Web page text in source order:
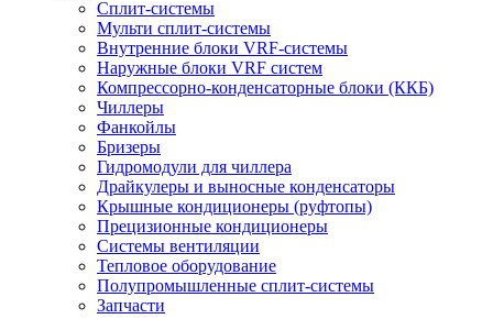
Сплит-системы
Мульти сплит-системы
Внутренние блоки VRF-cистемы
Наружные блоки VRF cистем
Компрессорно-конденсаторные блоки (ККБ)
Чиллеры
Фанкойлы
Бризеры
Гидромодули для чиллера
Драйкулеры и выносные конденсаторы
Крышные кондиционеры (руфтопы)
Прецизионные кондиционеры
Системы вентиляции
Тепловое оборудование
Полупромышленные сплит-системы
Запчасти